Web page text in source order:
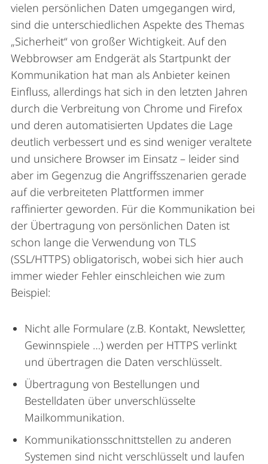
vielen persönlichen Daten umgegangen wird,
sind die unterschiedlichen Aspekte des Themas
„Sicherheit“ von großer Wichtigkeit. Auf den
Webbrowser am Endgerät als Startpunkt der
Kommunikation hat man als Anbieter keinen
Einfluss, allerdings hat sich in den letzten Jahren
durch die Verbreitung von Chrome und Firefox
und deren automatisierten Updates die Lage
deutlich verbessert und es sind weniger veraltete
und unsichere Browser im Einsatz – leider sind
aber im Gegenzug die Angriffsszenarien gerade
auf die verbreiteten Plattformen immer
raffinierter geworden. Für die Kommunikation bei
der Übertragung von persönlichen Daten ist
schon lange die Verwendung von TLS
(SSL/HTTPS) obligatorisch, wobei sich hier auch
immer wieder Fehler einschleichen wie zum
Beispiel:
Nicht alle Formulare (z.B. Kontakt, Newsletter,
Gewinnspiele …) werden per HTTPS verlinkt
und übertragen die Daten verschlüsselt.
Übertragung von Bestellungen und
Bestelldaten über unverschlüsselte
Mailkommunikation.
Kommunikationsschnittstellen zu anderen
Systemen sind nicht verschlüsselt und laufen